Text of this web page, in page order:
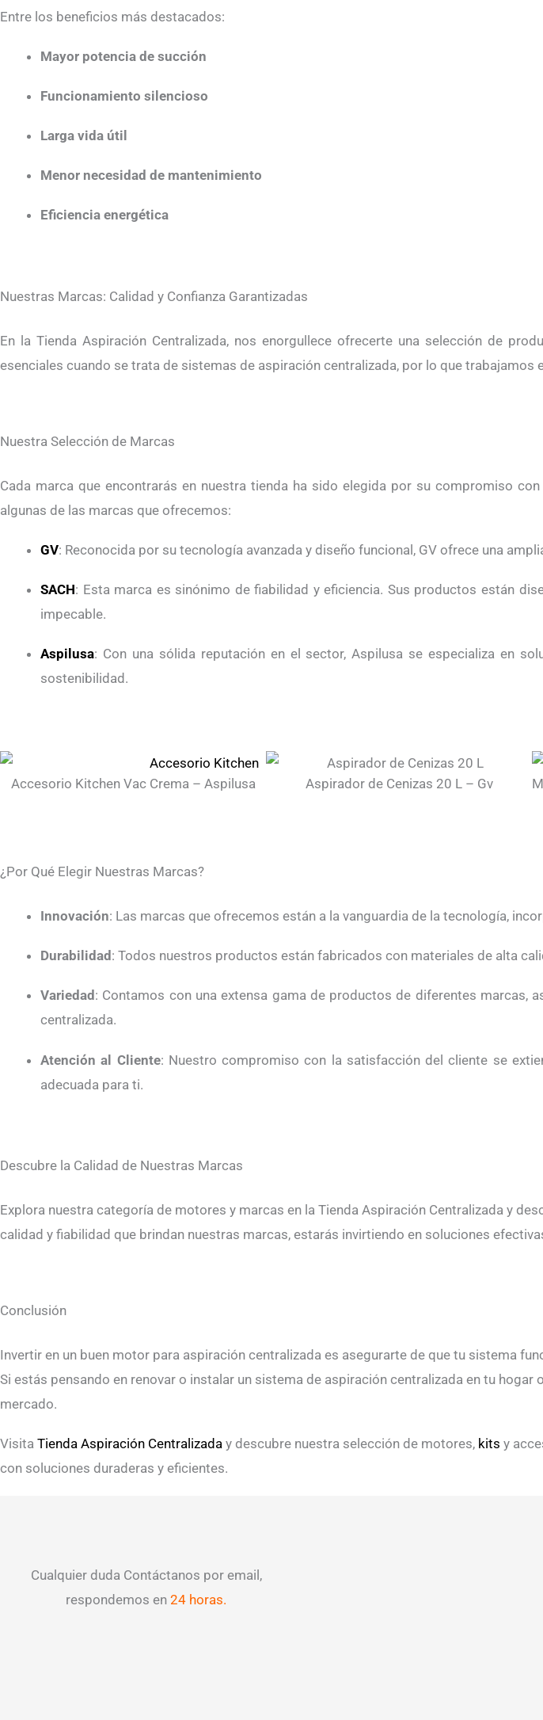
Entre los beneficios más destacados:
Mayor potencia de succión
Funcionamiento silencioso
Larga vida útil
Menor necesidad de mantenimiento
Eficiencia energética
Nuestras Marcas: Calidad y Confianza Garantizadas
En la Tienda Aspiración Centralizada, nos enorgullece ofrecerte una selección de
esenciales cuando se trata de sistemas de aspiración centralizada, por lo que
Nuestra Selección de Marcas
Cada marca que encontrarás en nuestra tienda ha sido elegida por su compromiso
algunas de las marcas que ofrecemos:
GV: Reconocida por su tecnología avanzada y diseño funcional, GV ofrece una
SACH: Esta marca es sinónimo de fiabilidad y eficiencia. Sus productos están
impecable.
Aspilusa: Con una sólida reputación en el sector, Aspilusa se especializa en
sostenibilidad.
Accesorio Kitchen Vac Crema – Aspilusa Aspirador de Cenizas 20 L – Gv
¿Por Qué Elegir Nuestras Marcas?
Innovación: Las marcas que ofrecemos están a la vanguardia de la tecnología,
Durabilidad : Todos nuestros productos están fabricados con materiales de alta
Variedad : Contamos con una extensa gama de productos de diferentes marcas,
centralizada.
Atención al Cliente: Nuestro compromiso con la satisfacción del cliente se
adecuada para ti.
Descubre la Calidad de Nuestras Marcas
Explora nuestra categoría de motores y marcas en la Tienda Aspiración Centralizada y
calidad y fiabilidad que brindan nuestras marcas, estarás invirtiendo en soluciones
Conclusión
Invertir en un buen motor para aspiración centralizada es asegurarte de que tu sistema
Si estás pensando en renovar o instalar un sistema de aspiración centralizada en tu
mercado.
Visita Tienda Aspiración Centralizada y descubre nuestra selección de motores, kits y
con soluciones duraderas y eficientes.
Cualquier duda Contáctanos por email,
respondemos en 24 horas.